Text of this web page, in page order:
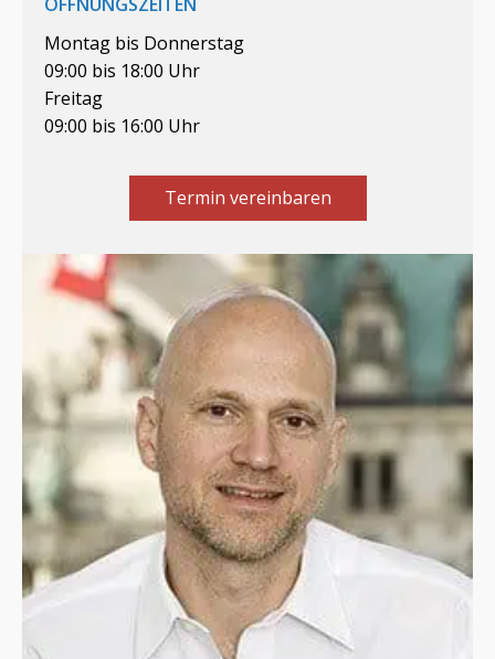
Montag bis Donnerstag
09:00 bis 18:00 Uhr
Freitag
09:00 bis 16:00 Uhr
Termin vereinbaren